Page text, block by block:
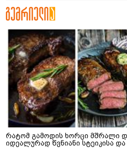
რატომ გამოდის ხორცი მშრალი
იდეალურად წვნიანი სტეიკისა